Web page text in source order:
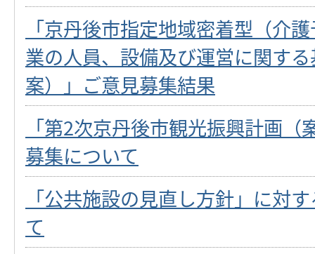
「京丹後市指定地域密着型（介
業の人員、設備及び運営に関す
案）」ご意見募集結果
「第2次京丹後市観光振興計画
募集について
「公共施設の見直し方針」に対
て